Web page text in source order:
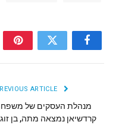
Facebook
Twitter
מנהלת העסקים של
קרדשיאן נמצאה מתה, בן